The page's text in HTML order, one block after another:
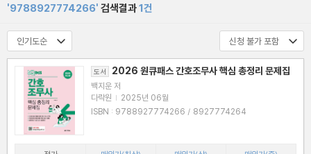
'9788927774266' 검색결과1건
도서 2026 원큐패스 간호조무사 핵심 총정리 문제집
백지운 저
다락원 | 2025년 06월
ISBN : 9788927774266 / 8927774264